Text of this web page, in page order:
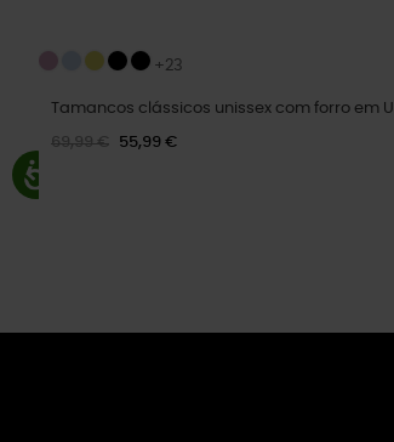
+23
Tamancos clássicos unissex com forro em U
69,99 € 55,99 €